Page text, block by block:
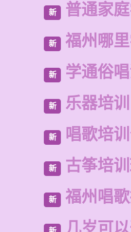
新 普通家
新 福州哪
新 学通俗
新 乐器培
新 唱歌培
新 古筝培
新 福州唱
几岁可